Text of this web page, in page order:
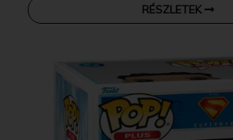
RÉSZLETEK